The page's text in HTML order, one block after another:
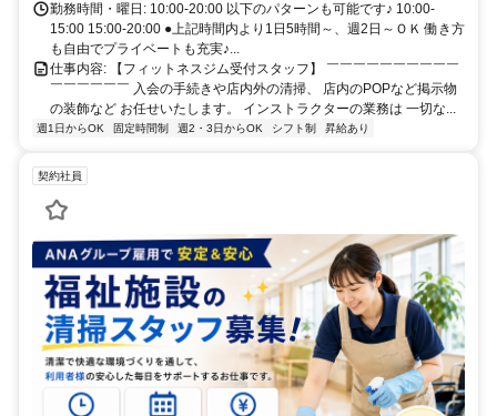
勤務時間・曜日: 10:00-20:00 以下のパターンも可能です♪ 10:00-
15:00 15:00-20:00 ●上記時間内より1日5時間～、週2日～ＯＫ 働き方
も自由でプライベートも充実♪...
仕事内容: 【フィットネスジム受付スタッフ】 ￣￣￣￣￣￣￣￣￣￣
￣￣￣￣￣￣ 入会の手続きや店内外の清掃、 店内のPOPなど掲示物
の装飾など お任せいたします。 インストラクターの業務は 一切な...
週1日からOK 固定時間制 週2・3日からOK シフト制 昇給あり
契約社員